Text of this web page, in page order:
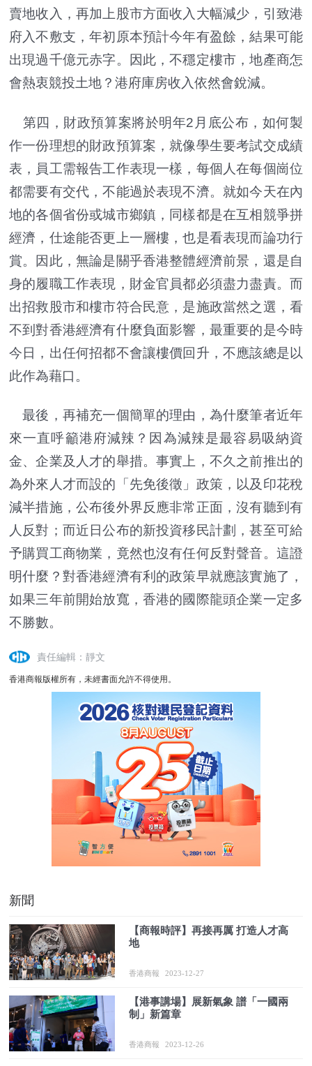
賣地收入，再加上股市方面收入大幅減少，引致港
府入不敷支，年初原本預計今年有盈餘，結果可能
出現過千億元赤字。因此，不穩定樓市，地產商怎
會熱衷競投土地？港府庫房收入依然會銳減。
第四，財政預算案將於明年2月底公布，如何製
作一份理想的財政預算案，就像學生要考試交成績
表，員工需報告工作表現一樣，每個人在每個崗位
都需要有交代，不能過於表現不濟。就如今天在內
地的各個省份或城市鄉鎮，同樣都是在互相競爭拼
經濟，仕途能否更上一層樓，也是看表現而論功行
賞。因此，無論是關乎香港整體經濟前景，還是自
身的履職工作表現，財金官員都必須盡力盡責。而
出招救股市和樓市符合民意，是施政當然之選，看
不到對香港經濟有什麼負面影響，最重要的是今時
今日，出任何招都不會讓樓價回升，不應該總是以
此作為藉口。
最後，再補充一個簡單的理由，為什麼筆者近年
來一直呼籲港府減辣？因為減辣是最容易吸納資
金、企業及人才的舉措。事實上，不久之前推出的
為外來人才而設的「先免後徵」政策，以及印花稅
減半措施，公布後外界反應非常正面，沒有聽到有
人反對；而近日公布的新投資移民計劃，甚至可給
予購買工商物業，竟然也沒有任何反對聲音。這證
明什麼？對香港經濟有利的政策早就應該實施了，
如果三年前開始放寬，香港的國際龍頭企業一定多
不勝數。
責任編輯：靜文
香港商報版權所有，未經書面允許不得使用。
新聞
【商報時評】再接再厲 打造人才高
地
香港商報 2023-12-27
【港事講場】展新氣象 譜「一國兩
制」新篇章
香港商報 2023-12-26